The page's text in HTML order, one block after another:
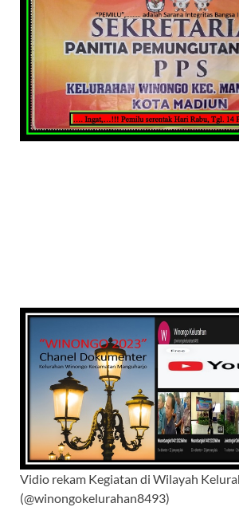
Vidio rekam Kegiatan di Wilayah
(@winongokelurahan8493)